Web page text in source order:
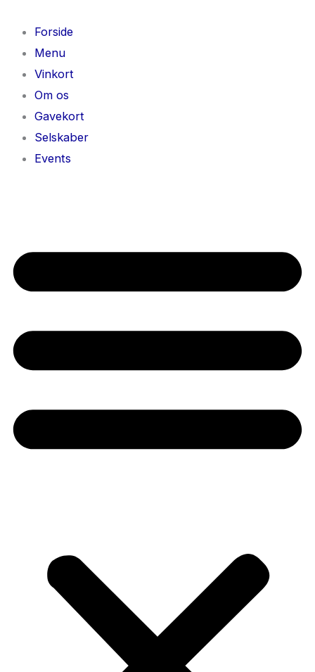
indholdet
Forside
Menu
Vinkort
Om os
Gavekort
Selskaber
Events